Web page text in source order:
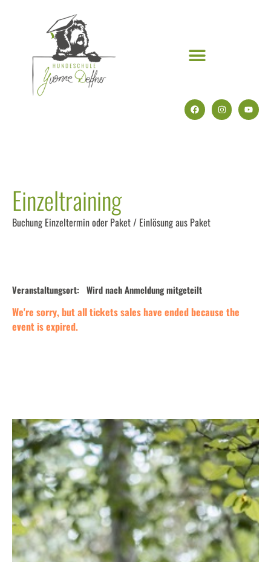
Einzeltraining
Buchung Einzeltermin oder Paket / Einlösung aus Paket
Veranstaltungsort: Wird nach Anmeldung mitgeteilt
We're sorry, but all tickets sales have ended because the
event is expired.